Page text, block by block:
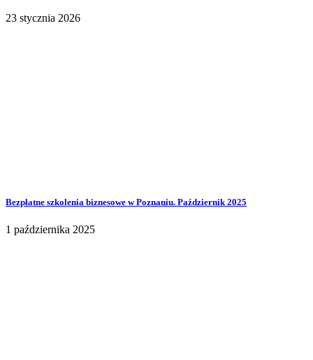
23 stycznia 2026
Bezpłatne szkolenia biznesowe w Poznaniu. Październik 2025
1 października 2025